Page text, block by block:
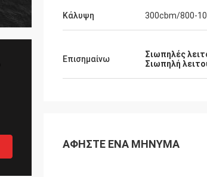
διασκορπιστών μυρωδιάς
Κάλυψη 300cbm/800-
Επισημαίνω Σιωπηλές
Σιωπηλή
ΑΦΉΣΤΕ ΈΝΑ ΜΉΝΥΜΑ